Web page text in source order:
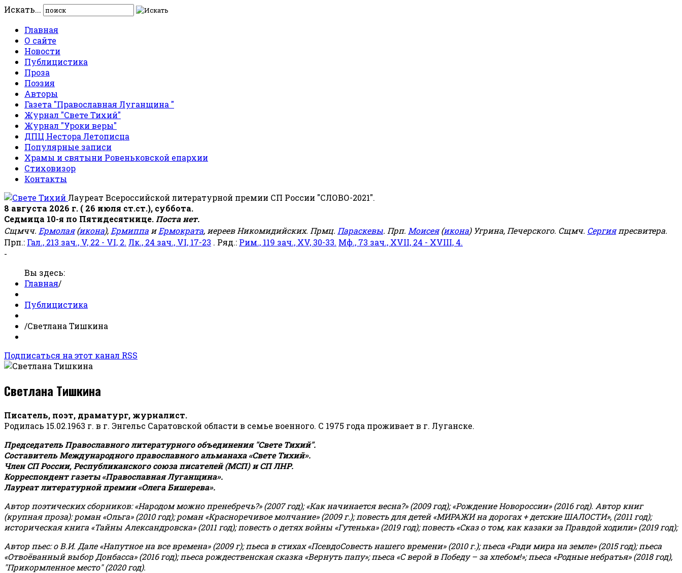
Искать...
Главная
О сайте
Новости
Публицистика
Проза
Поэзия
Авторы
Газета "Православная Луганщина "
Журнал "Свете Тихий"
Журнал "Уроки веры"
ДПЦ Нестора Летописца
Популярные записи
Храмы и святыни Ровеньковской епархии
Стиховизор
Контакты
Лауреат Всероссийской литературной премии СП России "СЛОВО-2021".
8 августа 2026 г. ( 26 июля ст.ст.), суббота.
Седмица 10-я по Пятидесятнице. Поста нет.
Сщмчч. Ермолая(икона), Ермиппа иЕрмократа, иереев Никомидийских. Прмц. Параскевы. Прп. Моисея(икона) Угрина, Печерского. Сщмч. Сергияпресвитера.
Прп.: Гал., 213 зач., V, 22 - VI, 2. Лк., 24 зач., VI, 17-23 . Ряд.: Рим., 119 зач., XV, 30-33. Мф., 73 зач., XVII, 24 - XVIII, 4.
-
Вы здесь:
Главная/
Публицистика
/Светлана Тишкина
Подписаться на этот канал RSS
Светлана Тишкина
Писатель, поэт, драматург, журналист.
Родилась 15.02.1963 г. в г. Энгельс Саратовской области в семье военного. С 1975 года проживает в г. Луганске.
Председатель Православного литературного объединения "Свете Тихий".
Составитель Международного православного альманаха «Свете Тихий».
Член СП России, Республиканского союза писателей (МСП) и СП ЛНР.
Корреспондент газеты «Православная Луганщина».
Лауреат литературной премии «Олега Бишерева».
Автор поэтических сборников: «Народом можно пренебречь?» (2007 год); «Как начинается весна?» (2009 год); «Рождение Новороссии» (2016 год). Автор книг
(крупная проза): роман «Ольга» (2010 год); роман «Красноречивое молчание» (2009 г.); повесть для детей «МИРАЖИ на дорогах + детские ШАЛОСТИ», (2011 год);
историческая книга «Тайны Александровска» (2011 год); повесть о детях войны «Гутенька» (2019 год); повесть «Сказ о том, как казаки за Правдой ходили» (2019 год);
Автор пьес: о В.И. Дале «Напутное на все времена» (2009 г); пьеса в стихах «ПсевдоСовесть нашего времени» (2010 г.); пьеса «Ради мира на земле» (2015 год); пьеса
«Отвоёванный выбор Донбасса» (2016 год); пьеса рождественская сказка «Вернуть папу»; пьеса «С верой в Победу – за хлебом!»;пьеса «Родные небратья» (2018 год),
"Прикормленное место" (2020 год).